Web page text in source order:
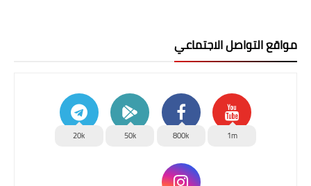
مواقع التواصل الاجتماعي
1m
800k
50k
20k